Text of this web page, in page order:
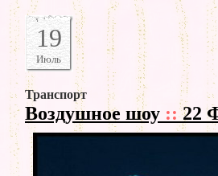
19
Июль
Транспорт
Воздушное шоу ::22